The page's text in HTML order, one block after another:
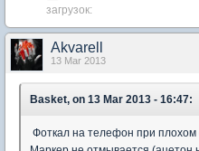
загрузок:
Akvarell
13 Mar 2013
Basket, on 13 Mar 2013 - 16:47:
Фоткал на телефон при плохом